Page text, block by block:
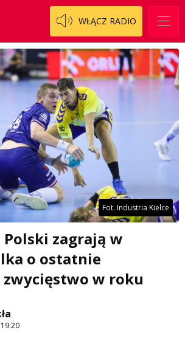
WŁĄCZ RADIO
Fot. Industria Kielce
zagrają w
o ostatnie
w roku